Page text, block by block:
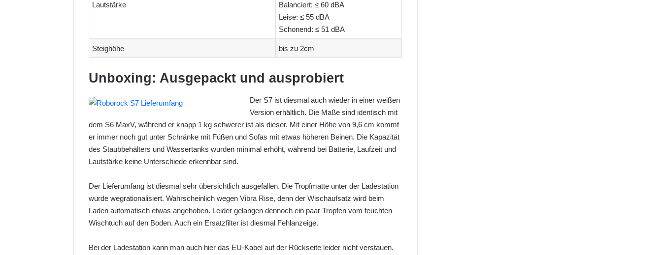
Lautstärke
Balanciert: ≤ 60 dBA
Leise: ≤ 55 dBA
Schonend: ≤ 51 dBA
Steighöhe bis zu 2cm
Unboxing: Ausgepackt und ausprobiert
Der S7 ist diesmal auch wieder in einer weißen
Version erhältlich. Die Maße sind identisch mit
dem S6 MaxV, während er knapp 1 kg schwerer ist als dieser. Mit einer Höhe von 9,6 cm kommt
er immer noch gut unter Schränke mit Füßen und Sofas mit etwas höheren Beinen. Die Kapazität
des Staubbehälters und Wassertanks wurden minimal erhöht, während bei Batterie, Laufzeit und
Lautstärke keine Unterschiede erkennbar sind.
Der Lieferumfang ist diesmal sehr übersichtlich ausgefallen. Die Tropfmatte unter der Ladestation
wurde wegrationalisiert. Wahrscheinlich wegen Vibra Rise, denn der Wischaufsatz wird beim
Laden automatisch etwas angehoben. Leider gelangen dennoch ein paar Tropfen vom feuchten
Wischtuch auf den Boden. Auch ein Ersatzfilter ist diesmal Fehlanzeige.
Bei der Ladestation kann man auch hier das EU-Kabel auf der Rückseite leider nicht verstauen.